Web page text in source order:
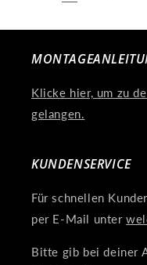
Klicke hier, um zu
gelangen.
KUNDENSERVICE
Für schnellen
per E-Mail unter
Bitte gib bei deiner